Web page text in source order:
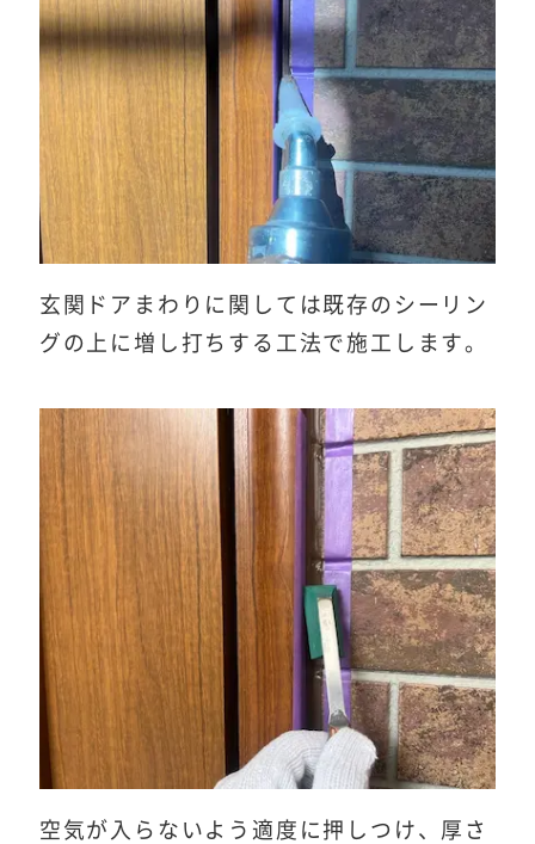
玄関ドアまわりに関しては既存のシーリン
グの上に増し打ちする工法で施工します。
空気が入らないよう適度に押しつけ、厚さ